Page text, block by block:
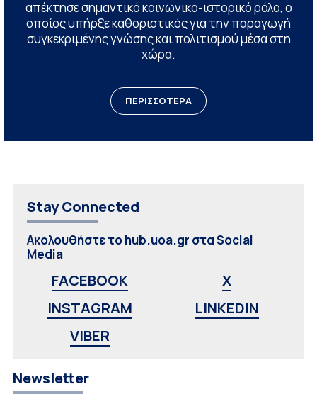
απέκτησε σημαντικό κοινωνικο-ιστορικό ρόλο, ο
οποίος υπήρξε καθοριστικός για την παραγωγή
συγκεκριμένης γνώσης και πολιτισμού μέσα στη
χώρα.
ΠΕΡΙΣΣΟΤΕΡΑ
Stay Connected
Ακολουθήστε το hub.uoa.gr στα Social
Media
FACEBOOK
X
INSTAGRAM
LINKEDIN
VIBER
Newsletter